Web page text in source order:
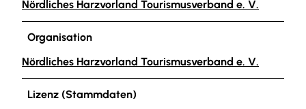
Nördliches Harzvorland Tourismusverband e. V.
Organisation
Nördliches Harzvorland Tourismusverband e. V.
Lizenz (Stammdaten)